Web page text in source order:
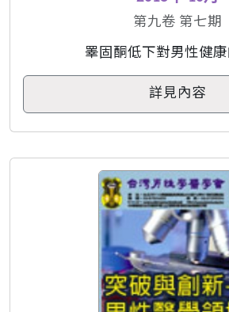
第九卷 第七期
睪固酮低下對男性健
詳見內容